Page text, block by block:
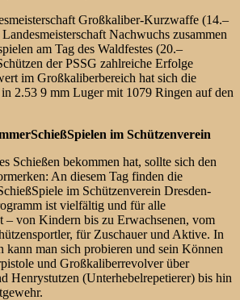
Großkaliber-Kurzwaffe (14.–
Nachwuchs zusammen
am Tag des Waldfestes (20.–
der PSSG zahlreiche Erfolge
im Großkaliberbereich hat sich die
2.53 9 mm Luger mit 1079 Ringen auf den
im Schützenverein
Schießen bekommen hat, sollte sich den
An diesem Tag finden die
im Schützenverein Dresden-
ist vielfältig und für alle
– von Kindern bis zu Erwachsenen, vom
für Zuschauer und Aktive. In
kann man sich probieren und sein Können
und Großkaliberrevolver über
Henrystutzen (Unterhebelrepetierer) bis hin